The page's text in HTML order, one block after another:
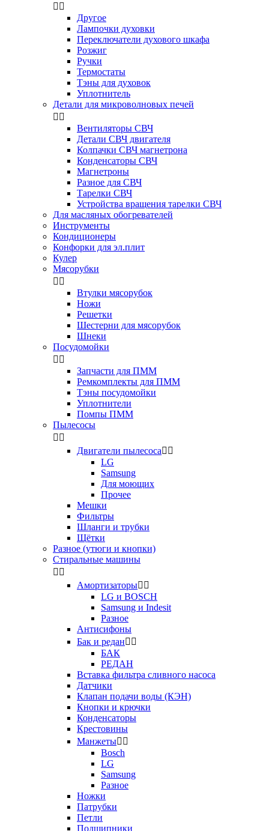
 
Другое
Лампочки духовки
Переключатели духового шкафа
Розжиг
Ручки
Термостаты
Тэны для духовок
Уплотнитель
Детали для микроволновых печей
 
Вентиляторы СВЧ
Детали СВЧ двигателя
Колпачки СВЧ магнетрона
Конденсаторы СВЧ
Магнетроны
Разное для СВЧ
Тарелки СВЧ
Устройства вращения тарелки СВЧ
Для масляных обогревателей
Инструменты
Кондиционеры
Конфорки для эл.плит
Кулер
Мясорубки
 
Втулки мясорубок
Ножи
Решетки
Шестерни для мясорубок
Шнеки
Посудомойки
 
Запчасти для ПММ
Ремкомплекты для ПММ
Тэны посудомойки
Уплотнители
Помпы ПММ
Пылесосы
 
Двигатели пылесоса 
LG
Samsung
Для моющих
Прочее
Мешки
Фильтры
Шланги и трубки
Щётки
Разное (утюги и кнопки)
Стиральные машины
 
Амортизаторы 
LG и BOSCH
Samsung и Indesit
Разное
Антисифоны
Бак и редан 
БАК
РЕДАН
Вставка фильтра сливного насоса
Датчики
Клапан подачи воды (КЭН)
Кнопки и крючки
Конденсаторы
Крестовины
Манжеты 
Bosch
LG
Samsung
Разное
Ножки
Патрубки
Петли
Подшипники